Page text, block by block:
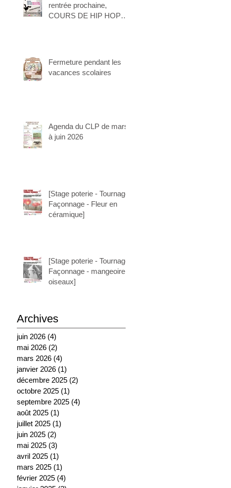
rentrée prochaine,
COURS DE HIP HOP
Fermeture pendant les
vacances scolaires
Agenda du CLP de mars
à juin 2026
[Stage poterie - Tournage
Façonnage - Fleur en
céramique]
[Stage poterie - Tournage
Façonnage - mangeoire à
oiseaux]
Archives
juin 2026 (4)
mai 2026 (2)
mars 2026 (4)
janvier 2026 (1)
décembre 2025 (2)
octobre 2025 (1)
septembre 2025 (4)
août 2025 (1)
juillet 2025 (1)
juin 2025 (2)
mai 2025 (3)
avril 2025 (1)
mars 2025 (1)
février 2025 (4)